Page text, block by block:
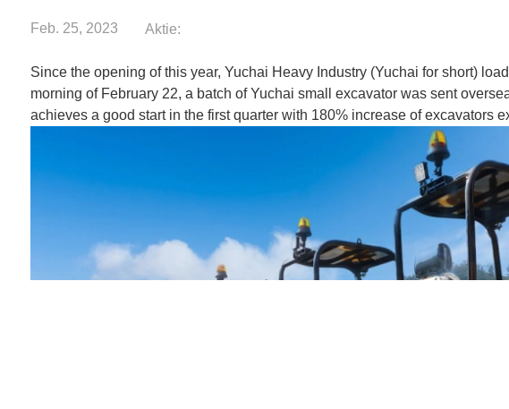
Feb. 25, 2023 Aktie:
Since the opening of this year, Yuchai Heavy Industry (Yuchai for short)
morning of February 22, a batch of Yuchai small excavator was sent
achieves a good start in the first quarter with 180% increase of excavators